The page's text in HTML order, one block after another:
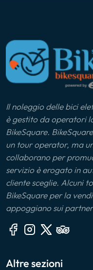
Il noleggio delle bici
è gestito da operatori
BikeSquare.
un tour operator, ma
collaborano per
servizio è erogato in
cliente sceglie. Alcuni
BikeSquare per la
appoggiano sui
Altre sezioni